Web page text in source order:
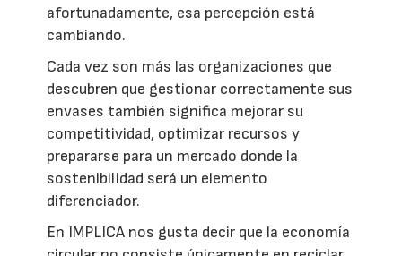
afortunadamente, esa percepción está
cambiando.
Cada vez son más las organizaciones que
descubren que gestionar correctamente sus
envases también significa mejorar su
competitividad, optimizar recursos y
prepararse para un mercado donde la
sostenibilidad será un elemento
diferenciador.
En IMPLICA nos gusta decir que la economía